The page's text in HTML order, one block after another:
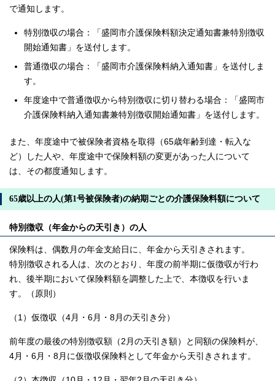
で通知します。
特別徴収の場合：「盛岡市介護保険料額決定通知書兼特別徴収
開始通知書」を送付します。
普通徴収の場合：「盛岡市介護保険料納入通知書」を送付しま
す。
年度途中で普通徴収から特別徴収に切り替わる場合：「盛岡市
介護保険料納入通知書兼特別徴収開始通知書」を送付します。
また、年度途中で被保険者資格を取得（65歳年齢到達・転入な
ど）した人や、年度途中で保険料額の変更があった人について
は、その都度通知します。
65歳以上の人(第1号被保険者)の納期ごとの介護保険料額について
特別徴収（年金からの天引き）の人
保険料は、偶数月の年金支給日に、年金から天引きされます。
特別徴収される人は、次のとおり、年度の前半期に仮徴収が行わ
れ、後半期において保険料額を調整した上で、本徴収を行いま
す。（原則）
（1）仮徴収（4月・6月・8月の天引き分）
前年度の最後の特別徴収額（2月の天引き額）と同額の保険料が、
4月・6月・8月に仮徴収保険料として年金から天引きされます。